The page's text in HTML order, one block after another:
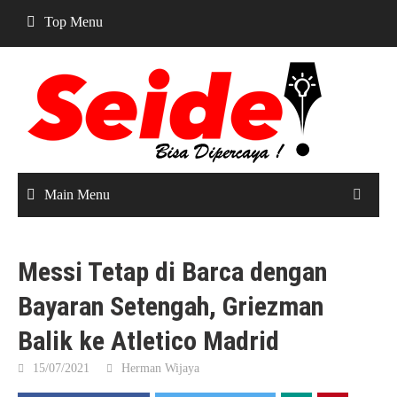
content
Top Menu
Main Menu
Messi Tetap di Barca dengan
Bayaran Setengah, Griezman
Balik ke Atletico Madrid
15/07/2021 Herman Wijaya